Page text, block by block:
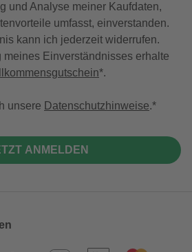
und Analyse meiner Kaufdaten,
umfasst, einverstanden.
kann ich jederzeit widerrufen.
meines Einverständnisses erhalte
*.
unsere Datenschutzhinweise.
ANMELDEN